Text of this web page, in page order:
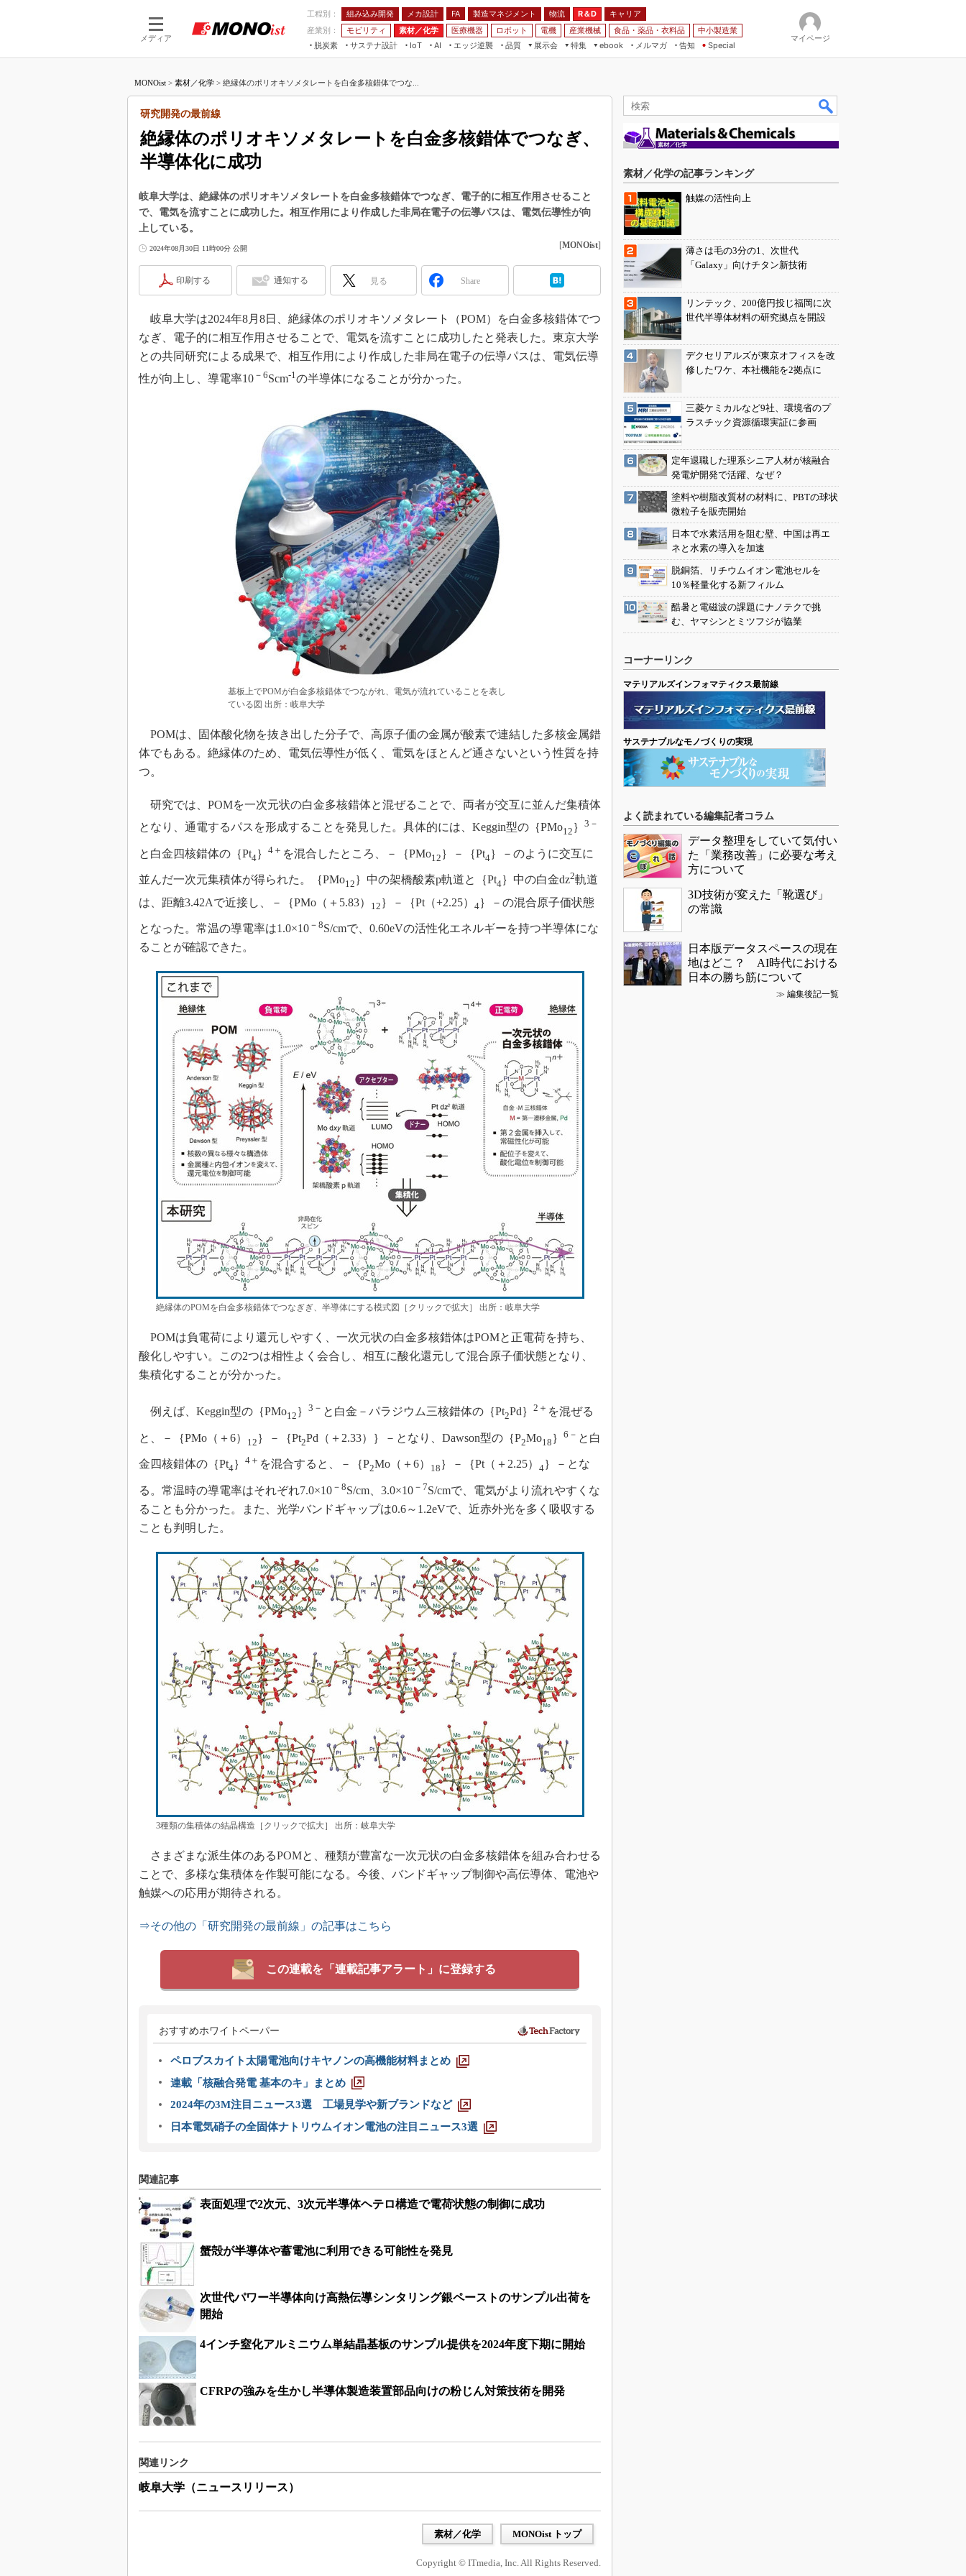
メディア
工程別： 組み込み開発 メカ設計 FA 製造マネジメント 物流 R＆D
キャリア
産業別：
モビリティ 素材／化学 医療機器 ロボット 電機 産業機械 食品・薬品・衣料品
中小製造業
脱炭素
サステナ設計
IoT
つながる工場
AI
AI×設備保全
エッジ逆襲 品質
展示会
JIMTOF
IIFES
TECHNO-FRONTIER
EdgeTech+
日本ものづくりワールド
AUTOMOTIVE WORLD
産業オープンネット展
特集
VR／AR
フィールドサービス
組み込み画像技術
組み込みモデリング
ISO26262
3Dプリンタ
デジタルツインとCAE
製造業ビッグデータ
メイドインジャパン
植物工場
知財マネジメント
海外生産
グローバル設計・開発
制御セキュリティ
新型コロナへの対応
ebook
FA
モビリティ
メルマガ
告知 Special
マイページ
MONOist > 素材／化学 > 絶縁体のポリオキソメタレートを白金多核錯体でつな...
絶縁体のポリオキソメタレートを白金多核錯体でつなぎ、
半導体化に成功
研究開発の最前線
岐阜大学は、絶縁体のポリオキソメタレートを白金多核錯体でつなぎ、電子的に相互作用させること
で、電気を流すことに成功した。相互作用により作成した非局在電子の伝導パスは、電気伝導性が向
上している。
2024年08月30日 11時00分 公開 [MONOist]
印刷する 通知する 見る Share
岐阜大学は2024年8月8日、絶縁体のポリオキソメタレート（POM）を白金多核錯体でつ
なぎ、電子的に相互作用させることで、電気を流すことに成功したと発表した。東京大学
との共同研究による成果で、相互作用により作成した非局在電子の伝導パスは、電気伝導
性が向上し、導電率10 －6Scm-1の半導体になることが分かった。
基板上でPOMが白金多核錯体でつながれ、電気が流れていることを表し
ている図 出所：岐阜大学
POMは、固体酸化物を抜き出した分子で、高原子価の金属が酸素で連結した多核金属錯
体でもある。絶縁体のため、電気伝導性が低く、電気をほとんど通さないという性質を持
つ。
研究では、POMを一次元状の白金多核錯体と混ぜることで、両者が交互に並んだ集積体
となり、通電するパスを形成することを発見した。具体的には、Keggin型の｛PMo12 ｝ 3－
と白金四核錯体の｛Pt4｝ 4＋ を混合したところ、－｛PMo12 ｝－｛Pt4｝－のように交互に
並んだ一次元集積体が得られた。｛PMo12 ｝中の架橋酸素p軌道と｛Pt4｝中の白金dz2軌道
は、距離3.42Aで近接し、－｛PMo（＋5.83）
12 ｝－｛Pt（+2.25） 4｝－の混合原子価状態
となった。常温の導電率は1.0×10 －8S/cmで、0.60eVの活性化エネルギーを持つ半導体にな
ることが確認できた。
絶縁体のPOMを白金多核錯体でつなぎぎ、半導体にする模式図［クリックで拡大］ 出所：岐阜大学
POMは負電荷により還元しやすく、一次元状の白金多核錯体はPOMと正電荷を持ち、
酸化しやすい。この2つは相性よく会合し、相互に酸化還元して混合原子価状態となり、
集積化することが分かった。
例えば、Keggin型の｛PMo12 ｝ 3－ と白金－パラジウム三核錯体の｛Pt2Pd｝ 2＋ を混ぜる
と、－｛PMo（＋6） 12 ｝－｛Pt2Pd（＋2.33）｝－となり、Dawson型の｛P2Mo18 ｝ 6－ と白
金四核錯体の｛Pt4｝ 4＋ を混合すると、－｛P2Mo（＋6） 18 ｝－｛Pt（＋2.25） 4｝－とな
る。常温時の導電率はそれぞれ7.0×10 －8S/cm、3.0×10 －7S/cmで、電気がより流れやすくな
ることも分かった。また、光学バンドギャップは0.6～1.2eVで、近赤外光を多く吸収する
ことも判明した。
3種類の集積体の結晶構造［クリックで拡大］ 出所：岐阜大学
さまざまな派生体のあるPOMと、種類が豊富な一次元状の白金多核錯体を組み合わせる
ことで、多様な集積体を作製可能になる。今後、バンドギャップ制御や高伝導体、電池や
触媒への応用が期待される。
⇒その他の「研究開発の最前線」の記事はこちら
この連載を「連載記事アラート」に登録する
おすすめホワイトペーパー
ペロブスカイト太陽電池向けキヤノンの高機能材料まとめ
連載「核融合発電 基本のキ」まとめ
2024年の3M注目ニュース3選 工場見学や新ブランドなど
日本電気硝子の全固体ナトリウムイオン電池の注目ニュース3選
関連記事
表面処理で2次元、3次元半導体ヘテロ構造で電荷状態の制御に成功
蟹殻が半導体や蓄電池に利用できる可能性を発見
次世代パワー半導体向け高熱伝導シンタリング銀ペーストのサンプル出荷を
開始
4インチ窒化アルミニウム単結晶基板のサンプル提供を2024年度下期に開始
CFRPの強みを生かし半導体製造装置部品向けの粉じん対策技術を開発
関連リンク
岐阜大学（ニュースリリース）
素材／化学 MONOist トップ
Copyright © ITmedia, Inc. All Rights Reserved.
素材／化学の記事ランキング
触媒の活性向上
薄さは毛の3分の1、次世代
「Galaxy」向けチタン新技術
リンテック、200億円投じ福岡に次
世代半導体材料の研究拠点を開設
デクセリアルズが東京オフィスを改
修したワケ、本社機能を2拠点に
三菱ケミカルなど9社、環境省のプ
ラスチック資源循環実証に参画
定年退職した理系シニア人材が核融合
発電炉開発で活躍、なぜ？
塗料や樹脂改質材の材料に、PBTの球状
微粒子を販売開始
日本で水素活用を阻む壁、中国は再エ
ネと水素の導入を加速
脱銅箔、リチウムイオン電池セルを
10％軽量化する新フィルム
酷暑と電磁波の課題にナノテクで挑
む、ヤマシンとミツフジが協業
コーナーリンク
マテリアルズインフォマティクス最前線
サステナブルなモノづくりの実現
よく読まれている編集記者コラム
データ整理をしていて気付い
た「業務改善」に必要な考え
方について
3D技術が変えた「靴選び」
の常識
日本版データスペースの現在
地はどこ？ AI時代における
日本の勝ち筋について
≫ 編集後記一覧